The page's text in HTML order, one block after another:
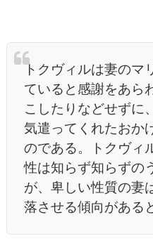
トクヴィルは妻のマ
ていると感謝をあら
こしたりなどせずに
気遣ってくれたおか
のである。トクヴィ
性は知らず知らずの
が、卑しい性質の妻
落させる傾向がある